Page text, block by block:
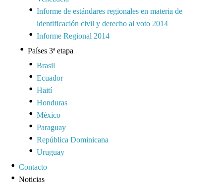
Informe de estándares regionales en materia de
identificación civil y derecho al voto 2014
Informe Regional 2014
Países 3ª etapa
Brasil
Ecuador
Haití
Honduras
México
Paraguay
República Dominicana
Uruguay
Contacto
Noticias